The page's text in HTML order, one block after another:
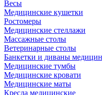
Весы
Медицинские кушетки
Ростомеры
Медицинские стеллажи
Массажные столы
Ветеринарные столы
Банкетки и диваны
Медицинские тумбы
Медицинские кровати
Медицинские маты
Кресла медицинские